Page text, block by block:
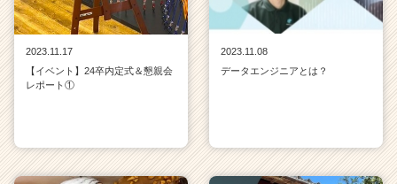
2023.11.17
【イベント】24卒内定式＆懇親会
レポート①
2023.11.08
データエンジニアとは？